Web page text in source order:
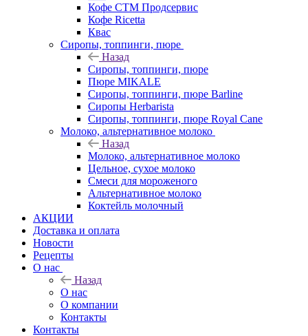
Кофе СТМ Продсервис
Кофе Ricetta
Квас
Сиропы, топпинги, пюре
Назад
Сиропы, топпинги, пюре
Пюре MIKALE
Сиропы, топпинги, пюре Barline
Сиропы Herbarista
Сиропы, топпинги, пюре Royal Cane
Молоко, альтернативное молоко
Назад
Молоко, альтернативное молоко
Цельное, сухое молоко
Смеси для мороженого
Альтернативное молоко
Коктейль молочный
АКЦИИ
Доставка и оплата
Новости
Рецепты
О нас
Назад
О нас
О компании
Контакты
Контакты